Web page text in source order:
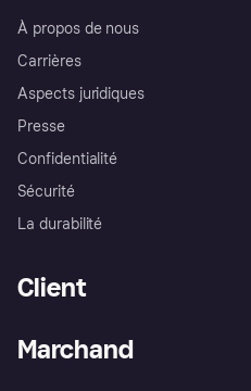
À propos de nous
Carrières
Aspects juridiques
Presse
Confidentialité
Sécurité
La durabilité
Client
Marchand